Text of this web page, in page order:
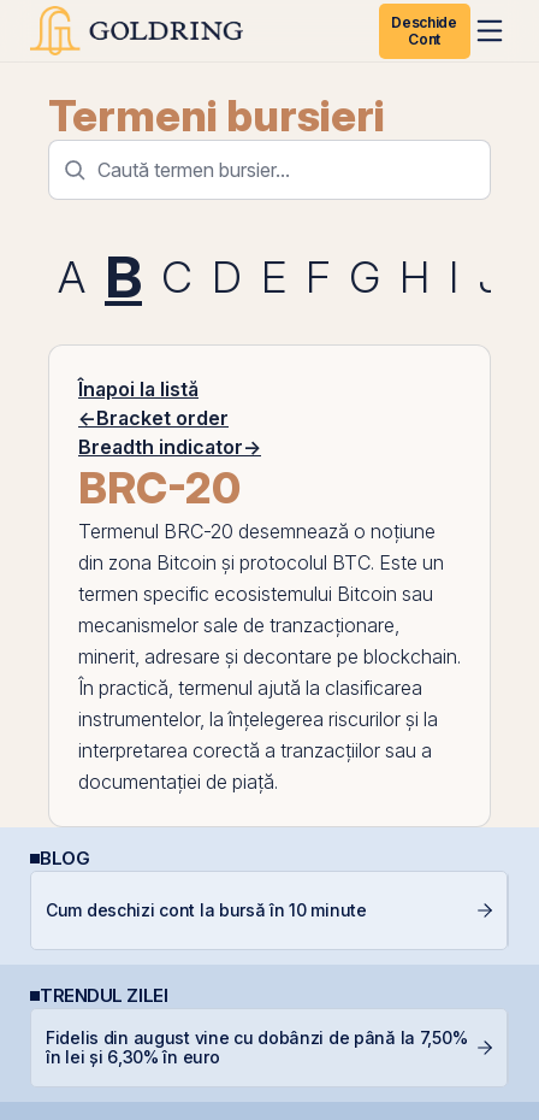
Deschide
Cont
Termeni bursieri
A B C D E F G H I J
Înapoi la listă
←Bracket order
Breadth indicator→
BRC-20
Termenul BRC-20 desemnează o noțiune
din zona Bitcoin și protocolul BTC. Este un
termen specific ecosistemului Bitcoin sau
mecanismelor sale de tranzacționare,
minerit, adresare și decontare pe blockchain.
În practică, termenul ajută la clasificarea
instrumentelor, la înțelegerea riscurilor și la
interpretarea corectă a tranzacțiilor sau a
documentației de piață.
BLOG
Cum deschizi cont la bursă în 10 minute
TRENDUL ZILEI
Fidelis din august vine cu dobânzi de până la 7,50%
în lei și 6,30% în euro